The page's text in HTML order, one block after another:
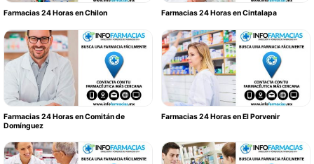
Farmacias 24 Horas en Chilon Farmacias 24 Horas en Cintalapa
Farmacias 24 Horas en Comitán de
Domínguez
Farmacias 24 Horas en El Porvenir